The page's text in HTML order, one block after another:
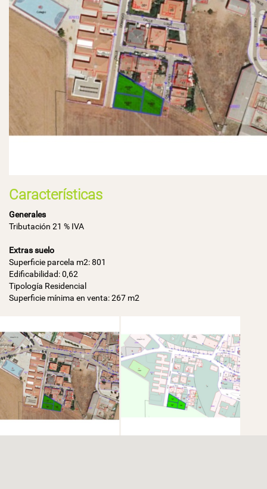
Características
Generales
Tributación 21 % IVA
Extras suelo
Superficie parcela m2: 801
Edificabilidad: 0,62
Tipología Residencial
Superficie mínima en venta: 267 m2